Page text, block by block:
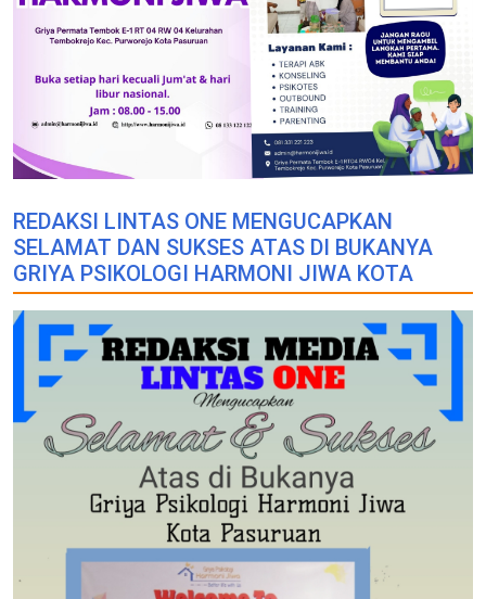
REDAKSI LINTAS ONE MENGUCAPKAN
SELAMAT DAN SUKSES ATAS DI BUKANYA
GRIYA PSIKOLOGI HARMONI JIWA KOTA